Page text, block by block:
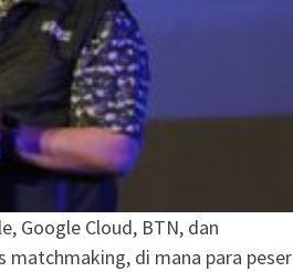
Google Cloud, BTN, dan
di mana para